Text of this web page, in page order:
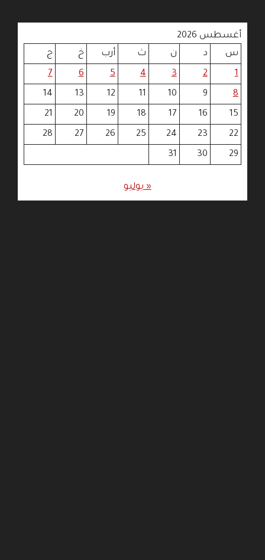
أغسطس 2026
س
د ن ث أرب خ
ج
1
2
3
4
5
6
7
8
9
10
11
12
13
14
15
16
17
18
19
20
21
22
23
24
25
26
27
28
29
30
31
« يوليو